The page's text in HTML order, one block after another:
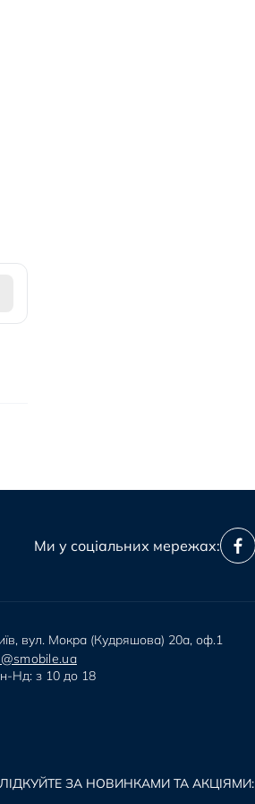
Ми у соціальних мережах:
вул. Мокра (Кудряшова) 20а, оф.1
Нд: з 10 до 18
ЗА НОВИНКАМИ ТА АКЦІЯМИ: